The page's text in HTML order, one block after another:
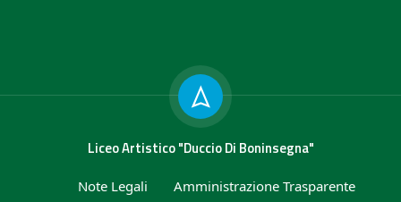
Liceo Artistico "Duccio Di Boninsegna"
Note Legali
Amministrazione Trasparente